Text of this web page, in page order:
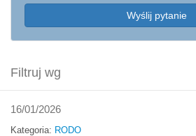
Filtruj wg
Wyślij pytanie
16/01/2026
Kategoria: RODO